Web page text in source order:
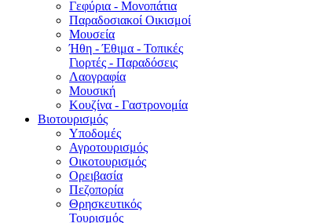
Γεφύρια - Μονοπάτια
Παραδοσιακοί Οικισμοί
Μουσεία
Ήθη - Έθιμα - Τοπικές
Γιορτές - Παραδόσεις
Λαογραφία
Μουσική
Κουζίνα - Γαστρονομία
Βιοτουρισμός
Υποδομές
Αγροτουρισμός
Οικοτουρισμός
Ορειβασία
Πεζοπορία
Θρησκευτικός
Τουρισμός